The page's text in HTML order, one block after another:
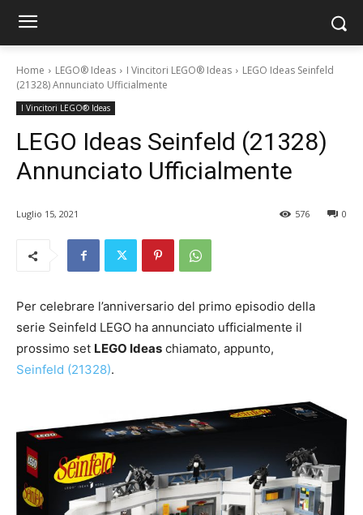
Home LEGO® Ideas I Vincitori LEGO® Ideas
LEGO Ideas Seinfeld
(21328) Annunciato Ufficialmente
I Vincitori LEGO® Ideas
LEGO Ideas Seinfeld (21328)
Annunciato Ufficialmente
Luglio 15, 2021 0
576
Per celebrare l’anniversario del primo episodio della
serie Seinfeld LEGO ha annunciato ufficialmente il
prossimo set LEGO Ideas chiamato, appunto,
Seinfeld (21328).